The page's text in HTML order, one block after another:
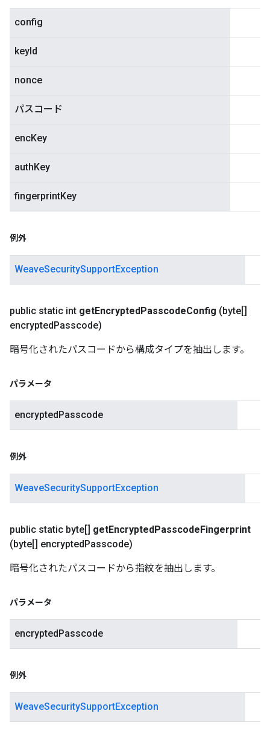
config
keyId
nonce
パスコード
encKey
authKey
fingerprintKey
例外
WeaveSecuritySupportException
public static int getEncryptedPasscodeConfig (byte[]
encryptedPasscode)
暗号化されたパスコードから構成タイプを抽出します。
パラメータ
encryptedPasscode
例外
WeaveSecuritySupportException
public static byte[] getEncryptedPasscodeFingerprint
(byte[] encryptedPasscode)
暗号化されたパスコードから指紋を抽出します。
パラメータ
encryptedPasscode
例外
WeaveSecuritySupportException